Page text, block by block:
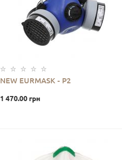
NEW EURMASK - P2
1 470.00 грн